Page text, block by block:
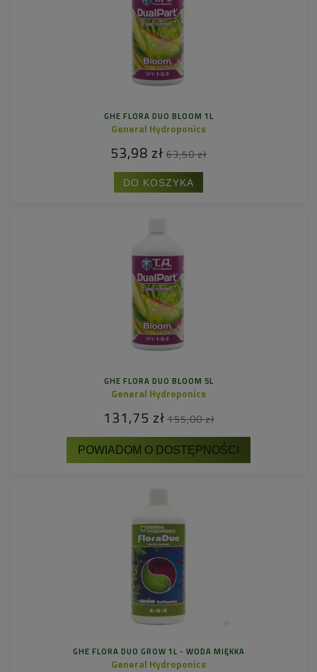
GHE FLORA DUO BLOOM 1L
General Hydroponics
53,98 zł 63,50 zł
DO KOSZYKA
GHE FLORA DUO BLOOM 5L
General Hydroponics
131,75 zł 155,00 zł
POWIADOM O DOSTĘPNOŚCI
GHE FLORA DUO GROW 1L - WODA MIĘKKA
General Hydroponics